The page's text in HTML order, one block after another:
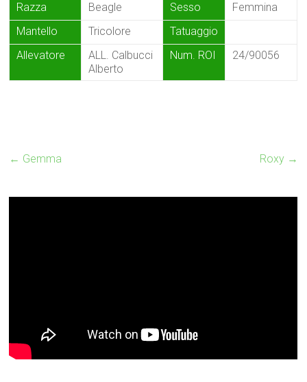
Razza Beagle Sesso
Femmina
Mantello
Tricolore
Tatuaggio
Allevatore
ALL. Calbucci
Alberto
Num. ROI 24/90056
← Gemma Roxy →